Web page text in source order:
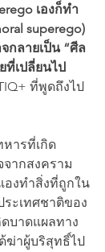
เองก็ทำ
superego)
กลายเป็น “ศีล
ที่เปลี่ยนไป
ที่พูดถึงไป
ารที่เกิด
จากสงคราม
องทำสิ่งที่ถูกใน
ระเทศชาติของ
บาดแผลทาง
ฆ่าผู้บริสุทธิ์ไป